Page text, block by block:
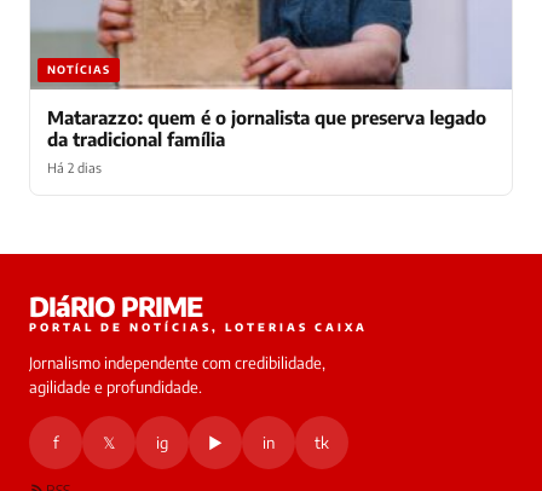
NOTÍCIAS
Matarazzo: quem é o jornalista que preserva legado
da tradicional família
Há 2 dias
online
DIáRIO PRIME
PORTAL DE NOTÍCIAS, LOTERIAS CAIXA
Jornalismo independente com credibilidade,
agilidade e profundidade.
f 𝕏 ig ▶ in tk